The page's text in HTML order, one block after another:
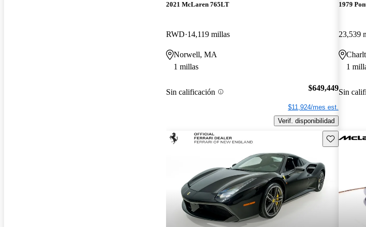
2021 McLaren 765LT
RWD 14,119 millas
Norwell, MA
1 millas
Sin calificación $649,449
$11,924/mes est.
Verif. disponibilidad
1979
23,539
1
Sin
Guarda este